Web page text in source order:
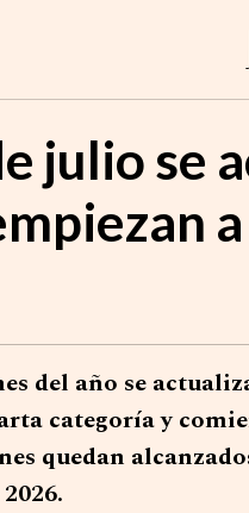
julio se
del año se
categoría y
quedan